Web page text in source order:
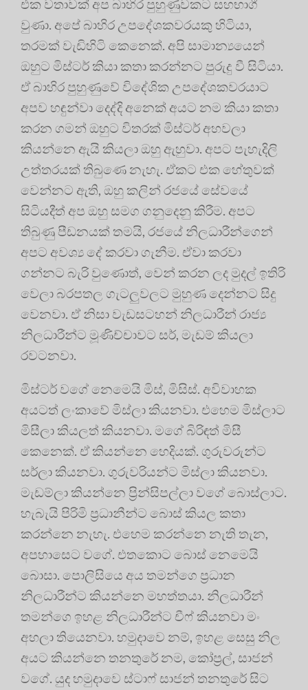
එක වතාවක් අප බාහිර පුහුණුවකට සහභාගී
වුණා. අපේ බාහිර උපදේශකවරයකු හිටියා,
තරමක් වැඩිහිටි කෙනෙක්. අපි සාමාන්‍යයෙන්
ඔහුට මිස්ටර් කියා කතා කරන්නට පුරුදු වී සිටියා.
ඒ බාහිර පුහුණුවේ විදේශික උපදේශකවරයාට
අපව හඳුන්වා දෙද්දි අනෙක් අයට නම කියා කතා
කරන ගමන් ඔහුට විතරක් මිස්ටර් අහවලා
කියන්නෙ ඇයි කියලා ඔහු ඇහුවා. අපට පැහැදිලි
උත්තරයක් තිබුණෙ නැහැ. ඒකට එක හේතුවක්
වෙන්නට ඇති, ඔහු කලින් රජයේ සේවයේ
සිටියදීත් අප ඔහු සමග ගනුදෙනු කිරීම. අපට
තිබුණු පීඩනයක් තමයි, රජයේ නිලධාරීන්ගෙන්
අපට අවශ්‍ය දේ කරවා ගැනීම. ඒවා කරවා
ගන්නට බැරි වුණොත්, වෙන් කරන ලද මුදල් ඉතිරි
වෙලා බරපතල ගැටලුවලට මුහුණ දෙන්නට සිදු
වෙනවා. ඒ නිසා වැඩසටහන් නිලධාරීන් රාජ්‍ය
නිලධාරීන්ට මූණිච්චාවට සර්, මැඩම් කියලා
රවටනවා.
මිස්ටර් වගේ නෙමෙයි මිස්, මිසිස්. අවිවාහක
අයටත් ලංකාවේ මිස්ලා කියනවා. එහෙම මිස්ලාට
මිසීලා කියලත් කියනවා. මගේ බිරිඳත් මිසී
කෙනෙක්. ඒ කියන්නෙ හෙදියක්. ගුරුවරුන්ට
සර්ලා කියනවා. ගුරුවරියන්ට මිස්ලා කියනවා.
මැඩම්ලා කියන්නෙ ප්‍රින්සිපල්ලා වගේ බොස්ලාට.
හැබැයි පිරිමි ප්‍රධානීන්ට බොස් කියල කතා
කරන්නෙ නැහැ. එහෙම කරන්නෙ නැති තැන,
අපහාසෙට වගේ. එතකොට බොස් නෙමෙයි
බොසා. පොලිසියෙ අය තමන්ගෙ ප්‍රධාන
නිලධාරීන්ට කියන්නෙ මහත්තයා. නිලධාරීන්
තමන්ගෙ ඉහළ නිලධාරීන්ට චීෆ් කියනවා මං
අහලා තියෙනවා. හමුදාවෙ නම්, ඉහළ සෙසු නිල
අයට කියන්නෙ තනතුරේ නම, කෝප්‍රල්, සාජන්
වගේ. යුද හමුදාවෙ ස්ටාෆ් සාජන් තනතුරේ සිට